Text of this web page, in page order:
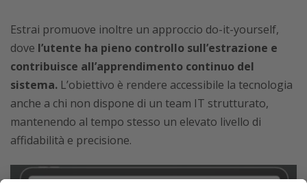
Estrai promuove inoltre un approccio do-it-yourself,
dove l’utente ha pieno controllo sull’estrazione e
contribuisce all’apprendimento continuo del
sistema. L’obiettivo è rendere accessibile la tecnologia
anche a chi non dispone di un team IT strutturato,
mantenendo al tempo stesso un elevato livello di
affidabilità e precisione.